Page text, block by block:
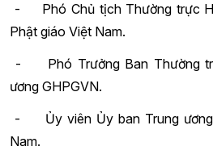
- Phó Chủ tịch Thường trực
Phật giáo Việt Nam.
- Phó Trưởng Ban Thường
ương GHPGVN.
- Ủy viên Ủy ban Trung ương
Nam.